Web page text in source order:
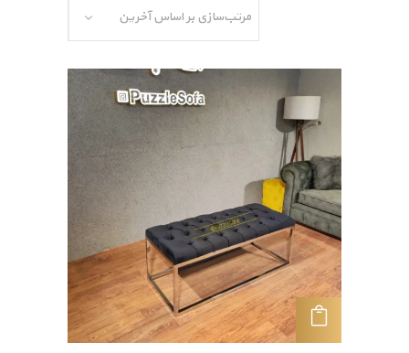
مرتب‌سازی بر اساس آخرین
افزودن به سبد خرید